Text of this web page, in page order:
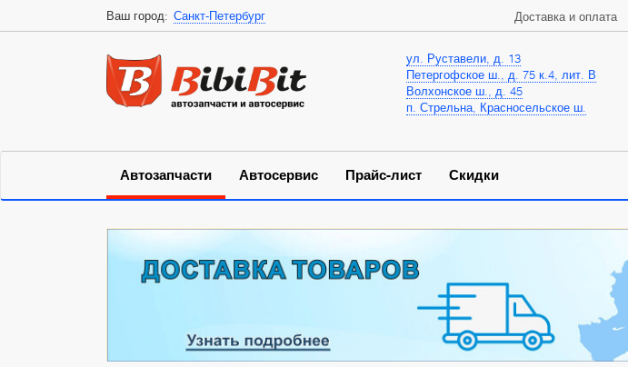
Ваш город: Санкт-Петербург
ул. Руставели, д. 13
Петергофское ш., д. 75 к.4, лит. В
Волхонское ш., д. 45
п. Стрельна, Красносельское ш.
Автозапчасти Автосервис Прайс-лист Скидки
Доставка и оплата